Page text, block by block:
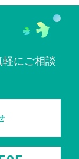
にご相談